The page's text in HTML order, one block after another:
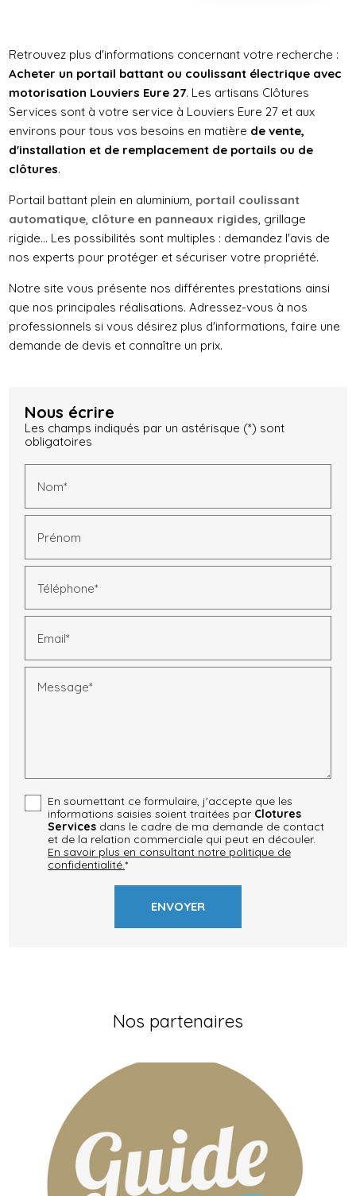
Retrouvez plus d'informations concernant votre recherche :
Acheter un portail battant ou coulissant électrique avec
motorisation Louviers Eure 27. Les artisans Clôtures
Services sont à votre service à Louviers Eure 27 et aux
environs pour tous vos besoins en matière de vente,
d'installation et de remplacement de portails ou de
clôtures.
Portail battant plein en aluminium, portail coulissant
automatique, clôture en panneaux rigides, grillage
rigide... Les possibilités sont multiples : demandez l'avis de
nos experts pour protéger et sécuriser votre propriété.
Notre site vous présente nos différentes prestations ainsi
que nos principales réalisations. Adressez-vous à nos
professionnels si vous désirez plus d'informations, faire une
demande de devis et connaître un prix.
Nous écrire
Les champs indiqués par un astérisque (*) sont
obligatoires
Nom*
Prénom
Téléphone*
Email*
Message*
En soumettant ce formulaire, j'accepte que les
informations saisies soient traitées par Clotures
Services dans le cadre de ma demande de contact
et de la relation commerciale qui peut en découler.
En savoir plus en consultant notre politique de
confidentialité.*
Nos partenaires